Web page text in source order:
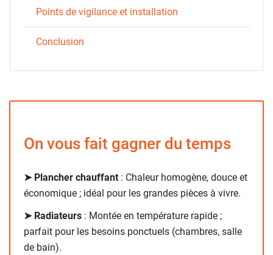
Points de vigilance et installation
Conclusion
On vous fait gagner du temps
➤ Plancher chauffant : Chaleur homogène, douce et
économique ; idéal pour les grandes pièces à vivre.
➤ Radiateurs : Montée en température rapide ;
parfait pour les besoins ponctuels (chambres, salle
de bain).